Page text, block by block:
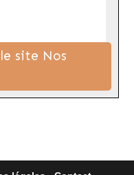
site Nos